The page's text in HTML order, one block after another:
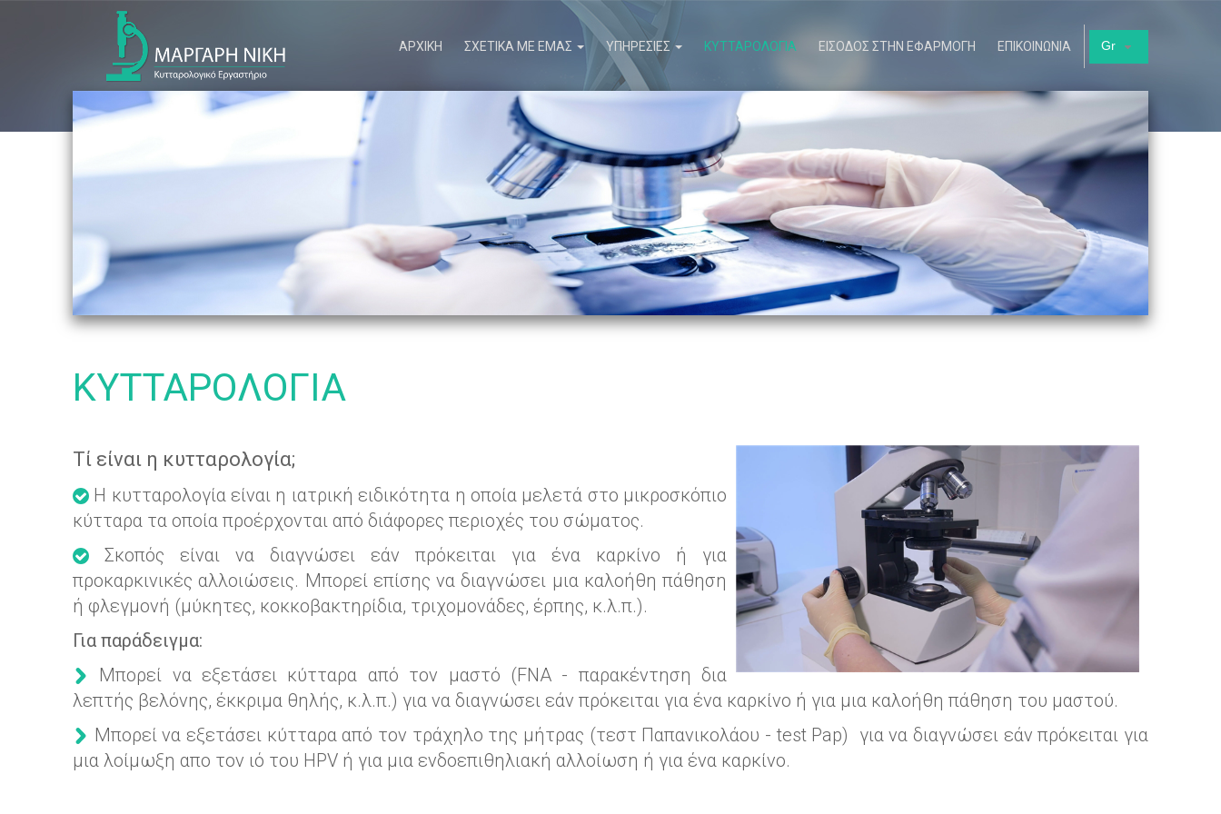
ΑΡΧΙΚΗ ΣΧΕΤΙΚΑ ΜΕ ΕΜΑΣ ΥΠΗΡΕΣΙΕΣ ΚΥΤΤΑΡΟΛΟΓΙΑ ΕΙΣΟΔΟΣ ΣΤΗΝ ΕΦΑΡΜΟΓΗ ΕΠΙΚΟΙΝΩΝΙΑ Gr
ΚΥΤΤΑΡΟΛΟΓΙΑ
Τί είναι η κυτταρολογία;
Η κυτταρολογία είναι η ιατρική ειδικότητα η οποία μελετά στο μικροσκόπιο
κύτταρα τα οποία προέρχονται από διάφορες περιοχές του σώματος.
Σκοπός είναι να διαγνώσει εάν πρόκειται για ένα καρκίνο ή για
προκαρκινικές αλλοιώσεις. Μπορεί επίσης να διαγνώσει μια καλοήθη πάθηση
ή φλεγμονή (μύκητες, κοκκοβακτηρίδια, τριχομονάδες, έρπης, κ.λ.π.).
Για παράδειγμα:
Μπορεί να εξετάσει κύτταρα από τον μαστό (FNA - παρακέντηση δια
λεπτής βελόνης, έκκριμα θηλής, κ.λ.π.) για να διαγνώσει εάν πρόκειται για ένα καρκίνο ή για μια καλοήθη πάθηση του μαστού.
Μπορεί να εξετάσει κύτταρα από τον τράχηλο της μήτρας (τεστ Παπανικολάου - test Pap) για να διαγνώσει εάν πρόκειται για
μια λοίμωξη απο τον ιό του HPV ή για μια ενδοεπιθηλιακή αλλοίωση ή για ένα καρκίνο.